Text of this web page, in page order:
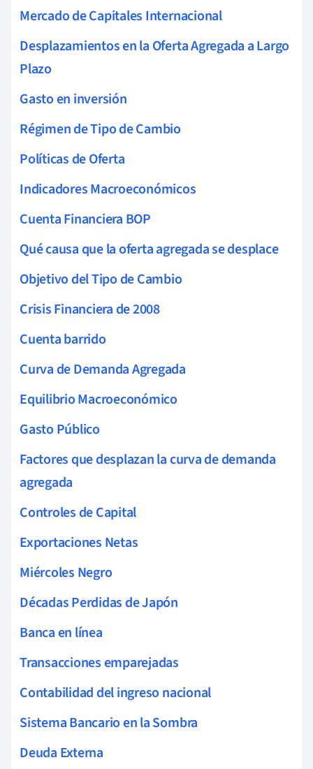
Mercado de Capitales Internacional
Desplazamientos en la Oferta Agregada a Largo
Plazo
Gasto en inversión
Régimen de Tipo de Cambio
Políticas de Oferta
Indicadores Macroeconómicos
Cuenta Financiera BOP
Qué causa que la oferta agregada se desplace
Objetivo del Tipo de Cambio
Crisis Financiera de 2008
Cuenta barrido
Curva de Demanda Agregada
Equilibrio Macroeconómico
Gasto Público
Factores que desplazan la curva de demanda
agregada
Controles de Capital
Exportaciones Netas
Miércoles Negro
Décadas Perdidas de Japón
Banca en línea
Transacciones emparejadas
Contabilidad del ingreso nacional
Sistema Bancario en la Sombra
Deuda Externa